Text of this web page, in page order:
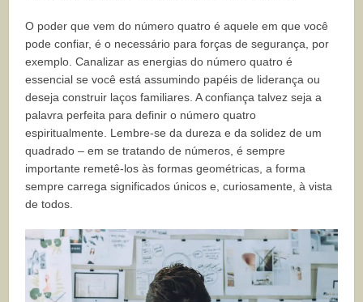
O poder que vem do número quatro é aquele em que você
pode confiar, é o necessário para forças de segurança, por
exemplo. Canalizar as energias do número quatro é
essencial se você está assumindo papéis de liderança ou
deseja construir laços familiares. A confiança talvez seja a
palavra perfeita para definir o número quatro
espiritualmente. Lembre-se da dureza e da solidez de um
quadrado – em se tratando de números, é sempre
importante remetê-los às formas geométricas, a forma
sempre carrega significados únicos e, curiosamente, à vista
de todos.